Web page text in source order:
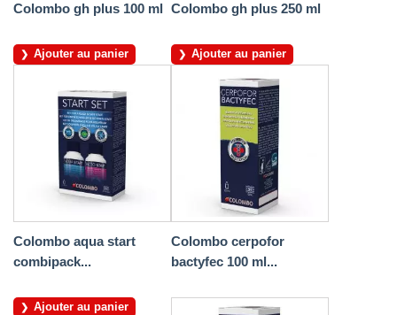
Colombo gh plus 100 ml
Ajouter au panier
Colombo gh plus 250 ml
Ajouter au panier
Colombo aqua start
combipack...
Ajouter au panier
Colombo cerpofor
bactyfec 100 ml...